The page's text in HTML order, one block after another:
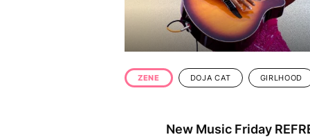
ZENE DOJA CAT GIRLHOOD
New Music Friday